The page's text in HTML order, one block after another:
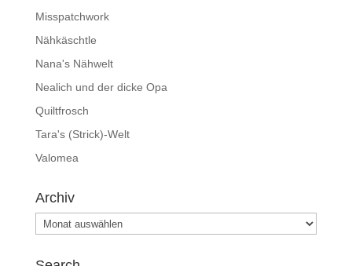
Misspatchwork
Nähkäschtle
Nana's Nähwelt
Nealich und der dicke Opa
Quiltfrosch
Tara's (Strick)-Welt
Valomea
Archiv
Archiv